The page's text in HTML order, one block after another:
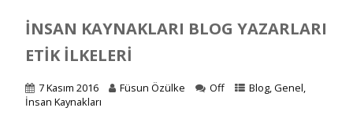
İNSAN KAYNAKLARI BLOG YAZARLARI
ETIK İLKELERI
7 Kasım 2016 Füsun Özülke Off Blog ,Genel
İnsan Kaynakları